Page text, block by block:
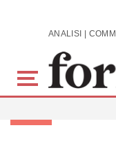
Skip to main content